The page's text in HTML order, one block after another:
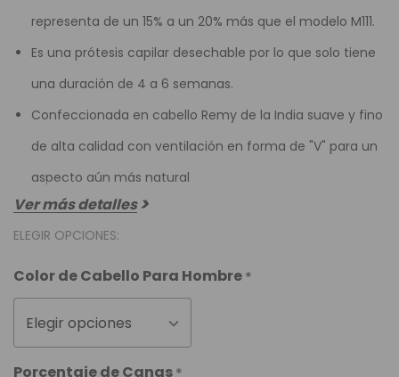
representa de un 15% a un 20% más que el modelo M111.
Es una prótesis capilar desechable por lo que solo tiene
una duración de 4 a 6 semanas.
Confeccionada en cabello Remy de la India suave y fino
de alta calidad con ventilación en forma de "V" para un
aspecto aún más natural
Ver más detalles
ELEGIR OPCIONES:
Color de Cabello Para Hombre*
Elegir opciones
Porcentaje de Canas